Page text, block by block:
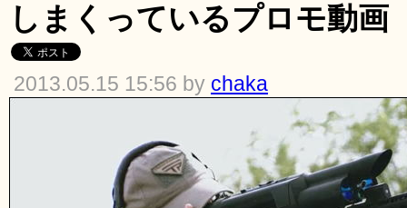
しまくっているプロモ動画
2013.05.15 15:56 by chaka